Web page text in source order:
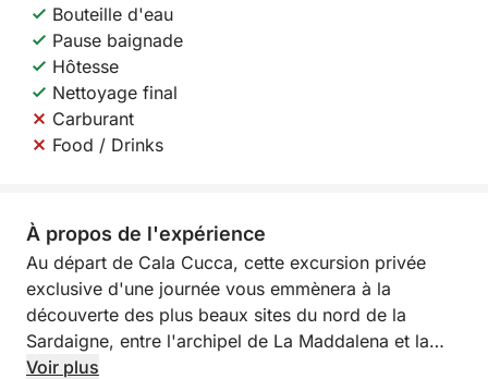
Bouteille d'eau
Pause baignade
Hôtesse
Nettoyage final
Carburant
Food / Drinks
À propos de l'expérience
Au départ de Cala Cucca, cette excursion privée
exclusive d'une journée vous emmènera à la
découverte des plus beaux sites du nord de la
Sardaigne, entre l'archipel de La Maddalena et la
Costa Smeralda. Une journée conçue pour ceux qui
Voir plus